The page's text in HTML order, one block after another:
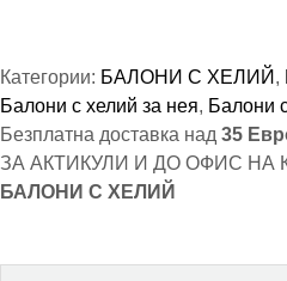
Категории: БАЛОНИ С ХЕЛИЙ ,
Балони с хелий за нея, Балони
Безплатна доставка над 35
ЗА АКТИКУЛИ И ДО ОФИС НА
БАЛОНИ С ХЕЛИЙ